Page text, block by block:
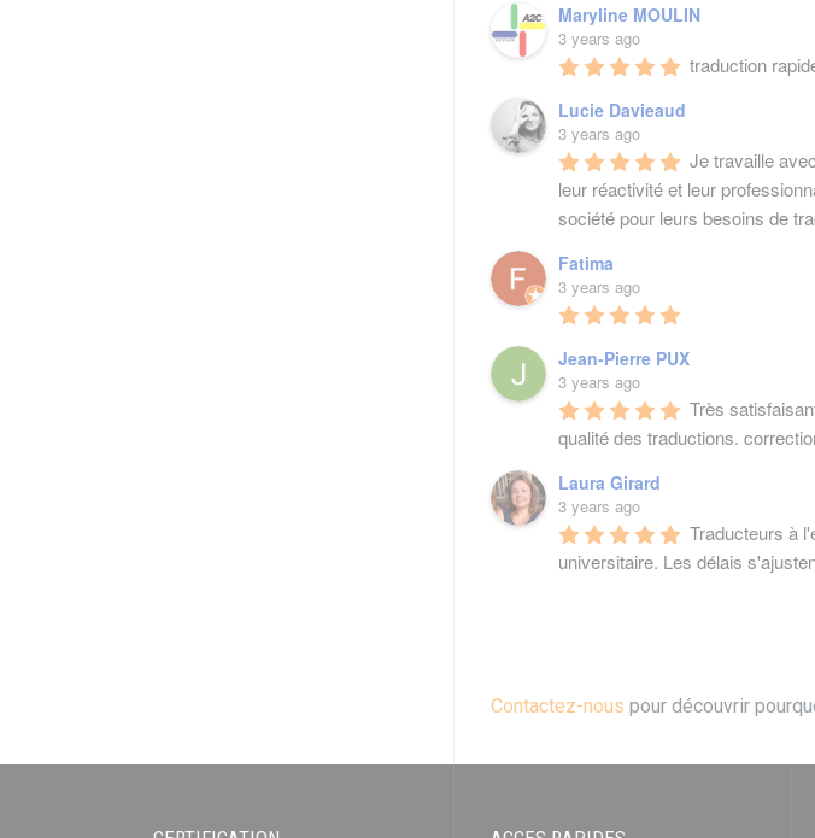
Maryline MOULIN
3 years ago
traduction
Lucie Davieaud
3 years ago
Je travaille
leur réactivité et leur
société pour leurs besoins de
Fatima
3 years ago
Jean-Pierre PUX
3 years ago
Très
qualité des traductions.
Laura Girard
3 years ago
Traducteurs à
universitaire. Les délais
Contactez-nous pour découvrir